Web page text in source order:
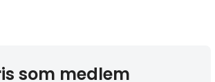
som medlem